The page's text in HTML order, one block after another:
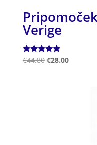
Verige
Ocenjeno
€44.80 €28.00